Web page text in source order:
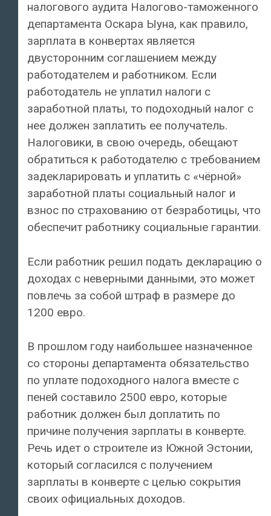
налогового аудита Налогово-таможенного
департамента Оскара Ыуна, как правило,
зарплата в конвертах является
двусторонним соглашением между
работодателем и работником. Если
работодатель не уплатил налоги с
заработной платы, то подоходный налог с
нее должен заплатить ее получатель.
Налоговики, в свою очередь, обещают
обратиться к работодателю с требованием
задекларировать и уплатить с «чёрной»
заработной платы социальный налог и
взнос по страхованию от безработицы, что
обеспечит работнику социальные гарантии.
Если работник решил подать декларацию о
доходах с неверными данными, это может
повлечь за собой штраф в размере до
1200 евро.
В прошлом году наибольшее назначенное
со стороны департамента обязательство
по уплате подоходного налога вместе с
пеней составило 2500 евро, которые
работник должен был доплатить по
причине получения зарплаты в конверте.
Речь идет о строителе из Южной Эстонии,
который согласился с получением
зарплаты в конверте с целью сокрытия
своих официальных доходов.